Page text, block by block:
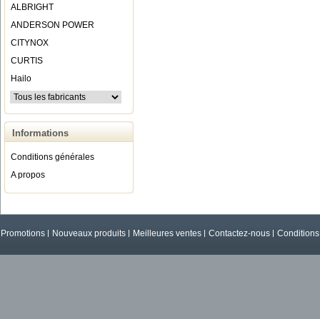
ALBRIGHT
ANDERSON POWER
CITYNOX
CURTIS
Hailo
Informations
Conditions générales
A propos
Promotions Nouveaux produits Meilleures ventes Contactez-nous